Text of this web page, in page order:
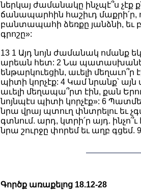
ներկայ ժամանակը ինչպէ՞ս չէք
ճանապարհին հաշիւդ մաքրի՛ր,
բանտապահի ձեռքը յանձնի, եւ
գրոշը»:
13 1 Այդ նոյն ժամանակ ոմանք
արեան հետ: 2 Նա պատասխանեց
ենթարկուեցին, աւելի մեղաւո՞ր
պիտի կորչէք: 4 Կամ նրանք՝
աւելի մեղապա՞րտ էին, քան
նոյնպէս պիտի կորչէք»: 6
նրա վրայ պտուղ փնտրելու եւ
գտնում. արդ, կտրի՛ր այդ.
նրա շուրջը փորեմ եւ աղբ գցեմ.
Գործք առաքելոց 18.12-28